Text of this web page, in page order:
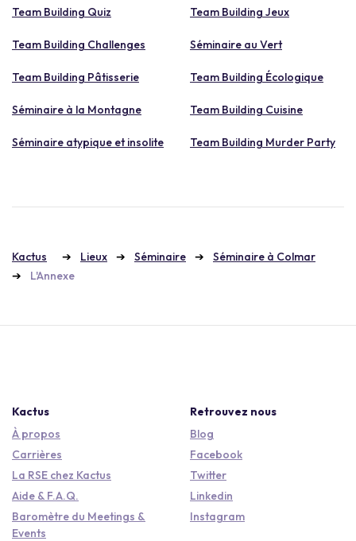
Team Building Quiz Team Building Jeux
Team Building Challenges Séminaire au Vert
Team Building Pâtisserie Team Building Écologique
Séminaire à la Montagne Team Building Cuisine
Séminaire atypique et insolite Team Building Murder Party
Kactus Lieux Séminaire
Séminaire à Colmar
L'Annexe
Kactus
À propos
Carrières
La RSE chez Kactus
Aide & F.A.Q.
Baromètre du Meetings &
Events
Retrouvez nous
Blog
Facebook
Twitter
Linkedin
Instagram